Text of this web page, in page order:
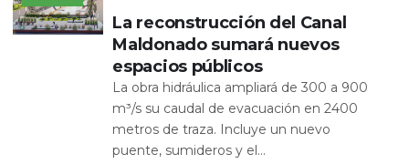
La reconstrucción del Canal
Maldonado sumará nuevos
espacios públicos
La obra hidráulica ampliará de 300 a 900
m³/s su caudal de evacuación en 2400
metros de traza. Incluye un nuevo
puente, sumideros y el...